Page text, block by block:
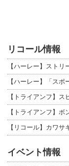
リコール情報
【ハーレー】スト
【トライアンフ】
【リコール】カワサ
イベント情報